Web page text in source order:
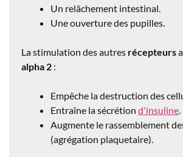
Un relâchement intestinal.
Une ouverture des pupilles.
La stimulation des autres récepteurs
alpha 2 :
Empêche la destruction des
Entraîne la sécrétion d'insuline.
Augmente le rassemblement
(agrégation plaquetaire).